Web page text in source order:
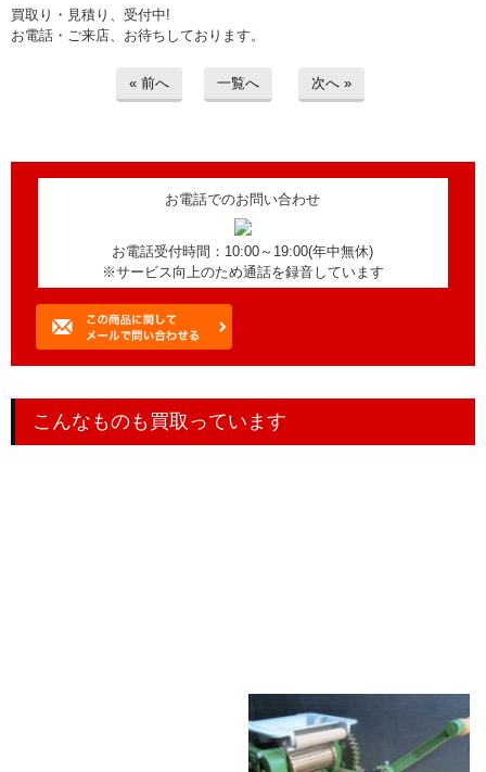
買取り・見積り、受付中!
お電話・ご来店、お待ちしております。
« 前へ 一覧へ 次へ »
お電話でのお問い合わせ
お電話受付時間：10:00～19:00(年中無休)
※サービス向上のため通話を録音しています
こんなものも買取っています
サンコー ジャンボックス #500
水槽500リットル/サンボックス
> お問い合わせ
> プライバシーポリシー